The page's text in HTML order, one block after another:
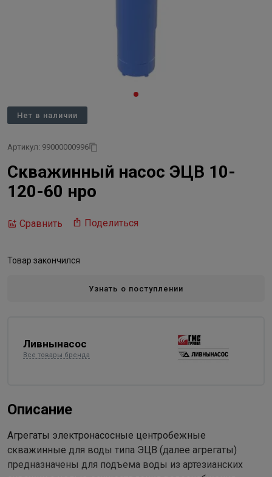
Нет в наличии
Артикул: 99000000996
Скважинный насос ЭЦВ 10-
120-60 нро
Сравнить Поделиться
Товар закончился
Узнать о поступлении
Ливнынасос
Все товары бренда
Описание
Агрегаты электронасосные центробежные
скважинные для воды типа ЭЦВ (далее агрегаты)
предназначены для подъема воды из артезианских